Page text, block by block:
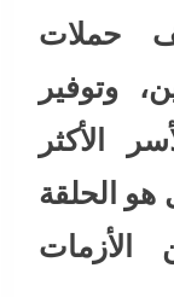
حملات
وتوفير
الأكثر
هو الحلقة
الأزمات